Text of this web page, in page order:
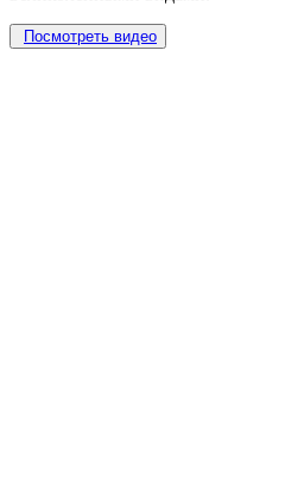
Посмотреть видео